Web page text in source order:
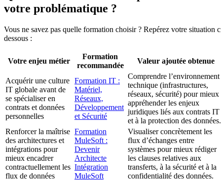
votre problématique ?
Vous ne savez pas quelle formation choisir ? Repérez votre situation
dessous :
Votre enjeu métier
Formation
recommandée
Valeur ajoutée obtenue
Acquérir une culture
IT globale avant de
se spécialiser en
contrats et données
personnelles
Formation IT :
Matériel,
Réseaux,
Développement
et Sécurité
Comprendre l’environnement
technique (infrastructures,
réseaux, sécurité) pour mieux
appréhender les enjeux
juridiques liés aux contrats IT
et à la protection des données.
Renforcer la maîtrise
des architectures et
intégrations pour
mieux encadrer
contractuellement les
flux de données
Formation
MuleSoft :
Devenir
Architecte
Intégration
MuleSoft
Visualiser concrètement les
flux d’échanges entre
systèmes pour mieux rédiger
les clauses relatives aux
transferts, à la sécurité et à la
confidentialité des données.